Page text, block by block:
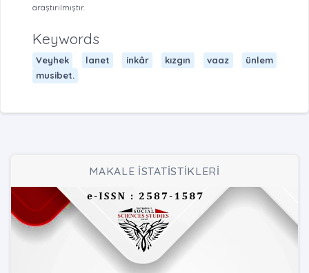
araştırılmıştır.
Keywords
Veyhek lanet inkâr kızgın vaaz
ünlem
musibet.
MAKALE İSTATİSTİKLERİ